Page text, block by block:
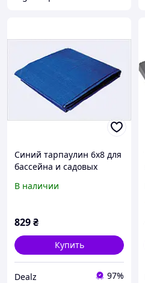
Синий тарпаулин 6х8 для
бассейна и садовых
В наличии
829₴
Купить
Dealz 97%